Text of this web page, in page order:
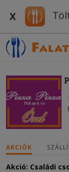
X
AKCIÓK
Akció: Családi